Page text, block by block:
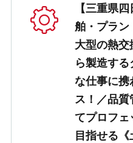
【三重県
舶・プラン
大型の熱交
ら製造する
な仕事に携
ス！／品質
てプロフェ
目指せる